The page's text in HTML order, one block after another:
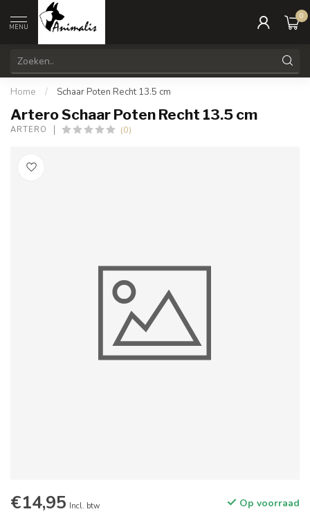
MENU
0
Home / Schaar Poten Recht 13.5 cm
Artero Schaar Poten Recht 13.5 cm
ARTERO (0)
€14,95 Incl. btw Op voorraad